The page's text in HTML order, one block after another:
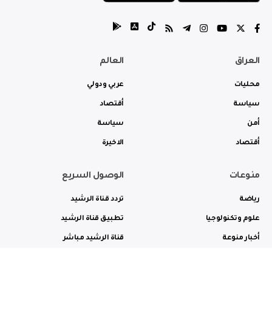
العراق
محليات
سياسة
أمن
أقتصاد
العالم
عربي ودولي
أقتصاد
سياسة
الاخيرة
منوعات
رياضة
علوم وتكنولوجيا
أخبار منوعة
الوصول السريع
تردد قناة الرشيد
تطبيق قناة الرشيد
قناة الرشيد مباشر